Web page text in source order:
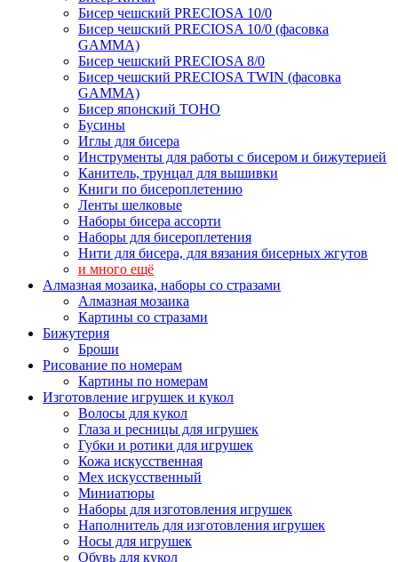
Бисер чешский PRECIOSA 10/0
Бисер чешский PRECIOSA 10/0 (фасовка
GAMMA)
Бисер чешский PRECIOSA 8/0
Бисер чешский PRECIOSA TWIN (фасовка
GAMMA)
Бисер японский TOHO
Бусины
Иглы для бисера
Инструменты для работы с бисером и бижутерией
Канитель, трунцал для вышивки
Книги по бисероплетению
Ленты шелковые
Наборы бисера ассорти
Наборы для бисероплетения
Нити для бисера, для вязания бисерных жгутов
и много ещё
Алмазная мозаика, наборы со стразами
Алмазная мозаика
Картины co стразами
Бижутерия
Броши
Рисование по номерам
Картины по номерам
Изготовление игрушек и кукол
Волосы для кукол
Глаза и ресницы для игрушек
Губки и ротики для игрушек
Кожа искусственная
Мех искусственный
Миниатюры
Наборы для изготовления игрушек
Наполнитель для изготовления игрушек
Носы для игрушек
Обувь для кукол